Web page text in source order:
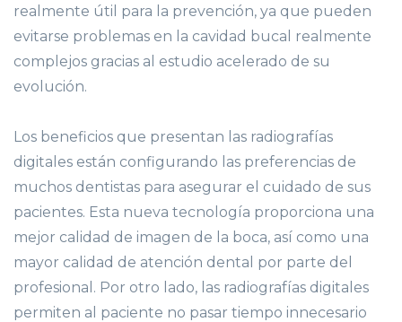
realmente útil para la prevención, ya que pueden
evitarse problemas en la cavidad bucal realmente
complejos gracias al estudio acelerado de su
evolución.
Los beneficios que presentan las radiografías
digitales están configurando las preferencias de
muchos dentistas para asegurar el cuidado de sus
pacientes. Esta nueva tecnología proporciona una
mejor calidad de imagen de la boca, así como una
mayor calidad de atención dental por parte del
profesional. Por otro lado, las radiografías digitales
permiten al paciente no pasar tiempo innecesario